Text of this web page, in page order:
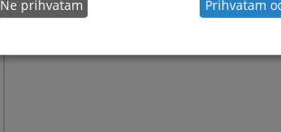
Ne prihvatam Prihvatam